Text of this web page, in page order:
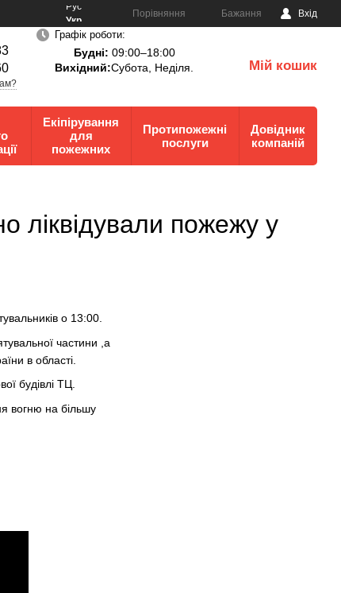
Рус
Укр
Порівняння Бажання Вхід
Графік роботи:
Будні: 09:00–18:00
Вихідний:Субота, Неділя. Мій кошик
Екіпірування
для
пожежних
Протипожежні
послуги
Довідник
компаній
ліквідували пожежу у
о 13:00.
частини ,а
в області.
будівлі ТЦ.
вогню на більшу